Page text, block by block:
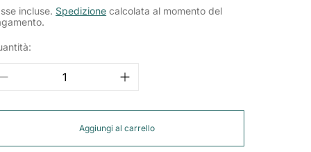
incluse. Spedizione calcolata al momento del
Aggiungi al carrello